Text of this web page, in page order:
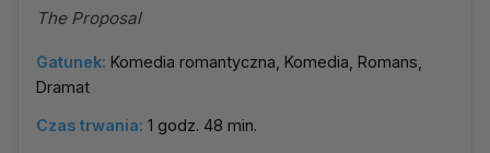
The Proposal
Gatunek: Komedia romantyczna, Komedia, Romans,
Dramat
Czas trwania: 1 godz. 48 min.